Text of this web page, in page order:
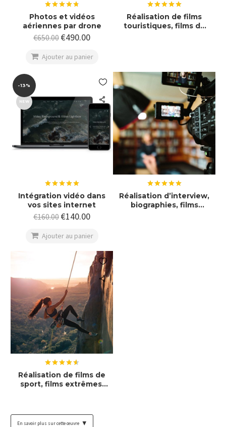
sur 5
Photos et vidéos
aériennes par drone
€650.00 €490.00
 Ajouter au panier
sur 5
Réalisation de films
touristiques, films de

-13%
NEW
sur 5
Intégration vidéo dans
vos sites internet
€160.00 €140.00
 Ajouter au panier

sur 5
Réalisation d’interview,
biographies, films

sur 5
Réalisation de films de
sport, films extrêmes,
En savoir plus sur cette œuvre ▼